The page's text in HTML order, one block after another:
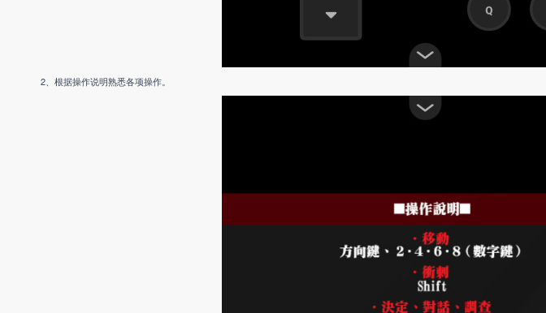
2、根据操作说明熟悉各项操作。